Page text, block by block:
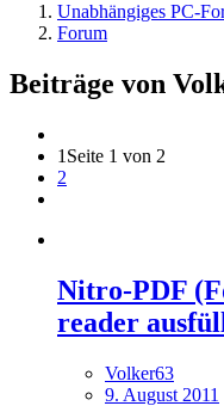
Unabhängiges PC-
Forum
Beiträge von
1 Seite 1 von 2
2
Nitro-PDF
reader
Volker63
9. August 2011